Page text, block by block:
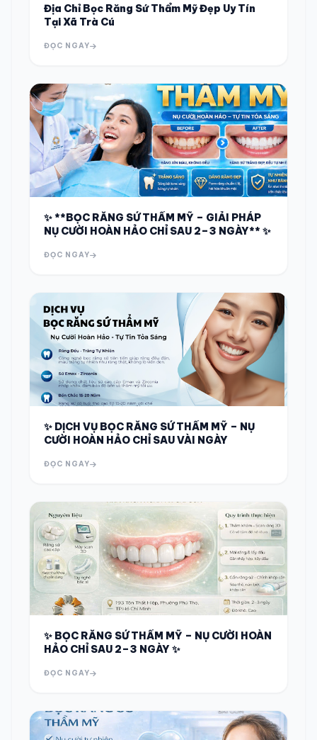
Địa Chỉ Bọc Răng Sứ Thẩm Mỹ Đẹp Uy Tín
Tại Xã Trà Cú
ĐỌC NGAY
✨ **BỌC RĂNG SỨ THẨM MỸ – GIẢI PHÁP
NỤ CƯỜI HOÀN HẢO CHỈ SAU 2–3 NGÀY** ✨
ĐỌC NGAY
✨ DỊCH VỤ BỌC RĂNG SỨ THẨM MỸ – NỤ
CƯỜI HOÀN HẢO CHỈ SAU VÀI NGÀY
ĐỌC NGAY
✨ BỌC RĂNG SỨ THẨM MỸ – NỤ CƯỜI HOÀN
HẢO CHỈ SAU 2–3 NGÀY ✨
ĐỌC NGAY